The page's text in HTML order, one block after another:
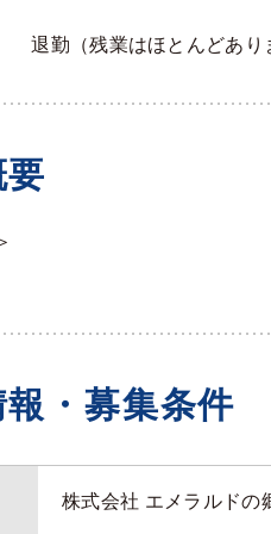
退勤（残業はほとんどあり
・募集条件
株式会社 エメラルドの